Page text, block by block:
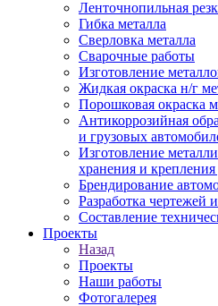
Ленточнопильная
Гибка металла
Сверловка металла
Сварочные работы
Изготовление
Жидкая окраска н/г
Порошковая окраска
Антикоррозийная
и грузовых
Изготовление
хранения и
Брендирование
Разработка чертежей
Составление
Проекты
Назад
Проекты
Наши работы
Фотогалерея